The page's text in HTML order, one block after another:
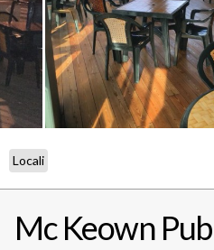
Locali
Mc Keown Pub